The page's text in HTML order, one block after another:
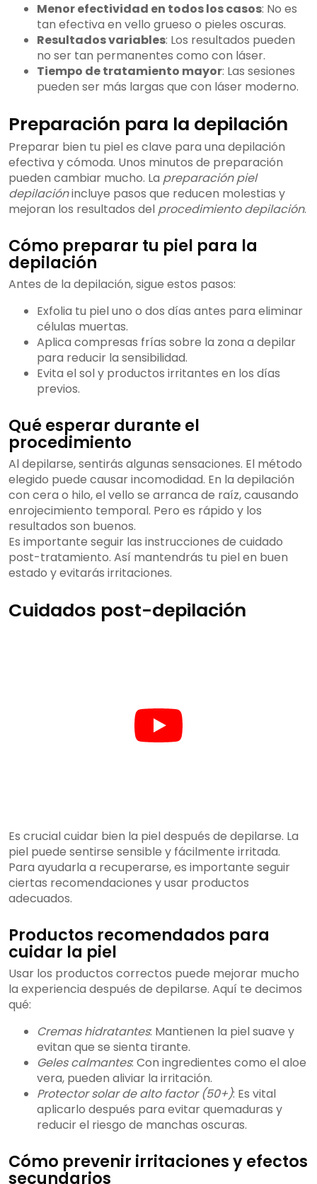
Menor efectividad en todos los casos: No es
tan efectiva en vello grueso o pieles oscuras.
Resultados variables: Los resultados pueden
no ser tan permanentes como con láser.
Tiempo de tratamiento mayor: Las sesiones
pueden ser más largas que con láser moderno.
Preparación para la depilación
Preparar bien tu piel es clave para una depilación
efectiva y cómoda. Unos minutos de preparación
pueden cambiar mucho. La preparación piel
depilaciónincluye pasos que reducen molestias y
mejoran los resultados del procedimiento depilación.
Cómo preparar tu piel para la
depilación
Antes de la depilación, sigue estos pasos:
Exfolia tu piel uno o dos días antes para eliminar
células muertas.
Aplica compresas frías sobre la zona a depilar
para reducir la sensibilidad.
Evita el sol y productos irritantes en los días
previos.
Qué esperar durante el
procedimiento
Al depilarse, sentirás algunas sensaciones. El método
elegido puede causar incomodidad. En la depilación
con cera o hilo, el vello se arranca de raíz, causando
enrojecimiento temporal. Pero es rápido y los
resultados son buenos.
Es importante seguir las instrucciones de cuidado
post-tratamiento. Así mantendrás tu piel en buen
estado y evitarás irritaciones.
Cuidados post-depilación
Es crucial cuidar bien la piel después de depilarse. La
piel puede sentirse sensible y fácilmente irritada.
Para ayudarla a recuperarse, es importante seguir
ciertas recomendaciones y usar productos
adecuados.
Productos recomendados para
cuidar la piel
Usar los productos correctos puede mejorar mucho
la experiencia después de depilarse. Aquí te decimos
qué:
Cremas hidratantes: Mantienen la piel suave y
evitan que se sienta tirante.
Geles calmantes: Con ingredientes como el aloe
vera, pueden aliviar la irritación.
Protector solar de alto factor (50+): Es vital
aplicarlo después para evitar quemaduras y
reducir el riesgo de manchas oscuras.
Cómo prevenir irritaciones y efectos
secundarios